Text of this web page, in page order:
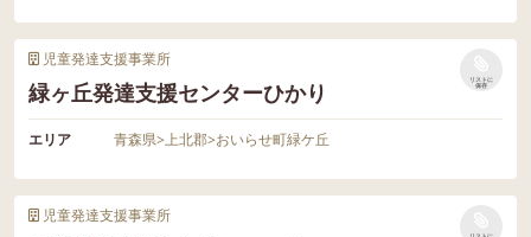
児童発達支援事業所
緑ヶ丘発達支援センターひかり
リストに
保存
エリア 青森県>上北郡>おいらせ町緑ケ丘
児童発達支援事業所